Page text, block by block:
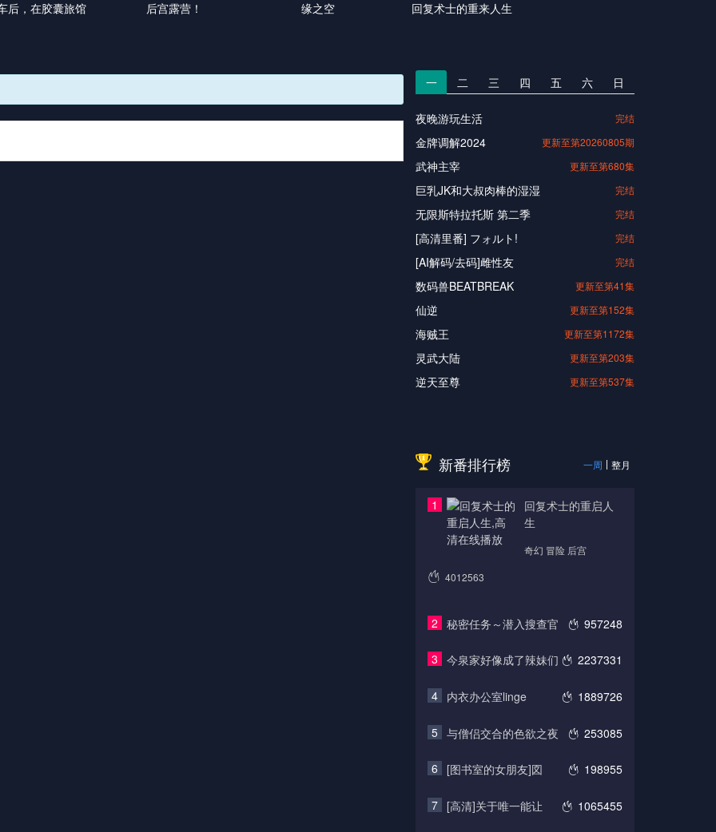
后，在胶囊旅馆 后宫露营！ 缘之空 回复术士的重来人生
一 二 三 四 五 六 日
夜晚游玩生活 完结
金牌调解2024 更新至第20260805期
武神主宰 更新至第680集
巨乳JK和大叔肉棒的湿湿 完结
无限斯特拉托斯 第二季 完结
[高清里番] フォルト! 完结
[AI解码/去码]雌性友 完结
数码兽BEATBREAK 更新至第41集
仙逆 更新至第152集
海贼王 更新至第1172集
灵武大陆 更新至第203集
逆天至尊 更新至第537集
新番排行榜 一周 整月
1
回复术士的重启人
生
奇幻 冒险 后宫
4012563
2 957248
秘密任务～潜入搜查官
3 2237331
今泉家好像成了辣妹们
4 1889726
内衣办公室linge
5 253085
与僧侣交合的色欲之夜
6 198955
[图书室的女朋友]図
7 1065455
[高清]关于唯一能让